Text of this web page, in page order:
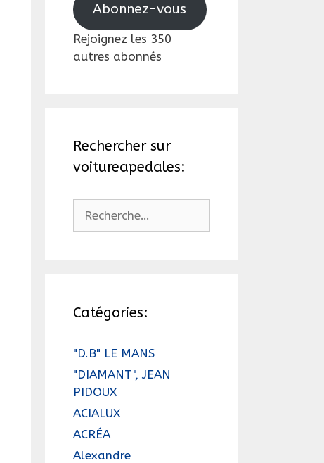
Abonnez-vous
Rejoignez les 350
autres abonnés
Rechercher sur
voitureapedales:
Catégories:
"D.B" LE MANS
"DIAMANT", JEAN
PIDOUX
ACIALUX
ACRÉA
Alexandre